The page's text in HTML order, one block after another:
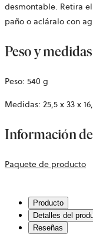
desmontable. Retira
paño o acláralo con
Peso y medidas
Peso: 540 g
Medidas: 25,5 x 33 x
Información
Paquete de productoSe
Producto
Detalles del
Reseñas